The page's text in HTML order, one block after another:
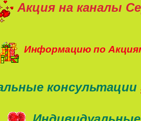
Акция на каналы
Информацию по
консультации